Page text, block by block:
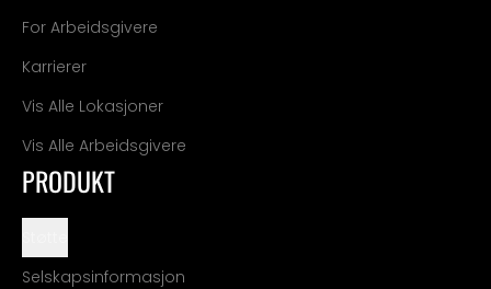
For Arbeidsgivere
Karrierer
Vis Alle Lokasjoner
Vis Alle Arbeidsgivere
PRODUKT
Selskapsinformasjon